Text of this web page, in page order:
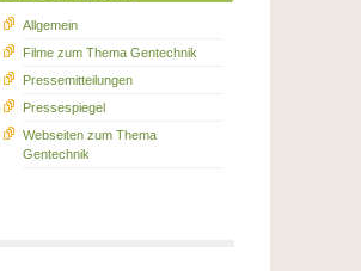
Allgemein
Filme zum Thema Gentechnik
Pressemitteilungen
Pressespiegel
Webseiten zum Thema
Gentechnik